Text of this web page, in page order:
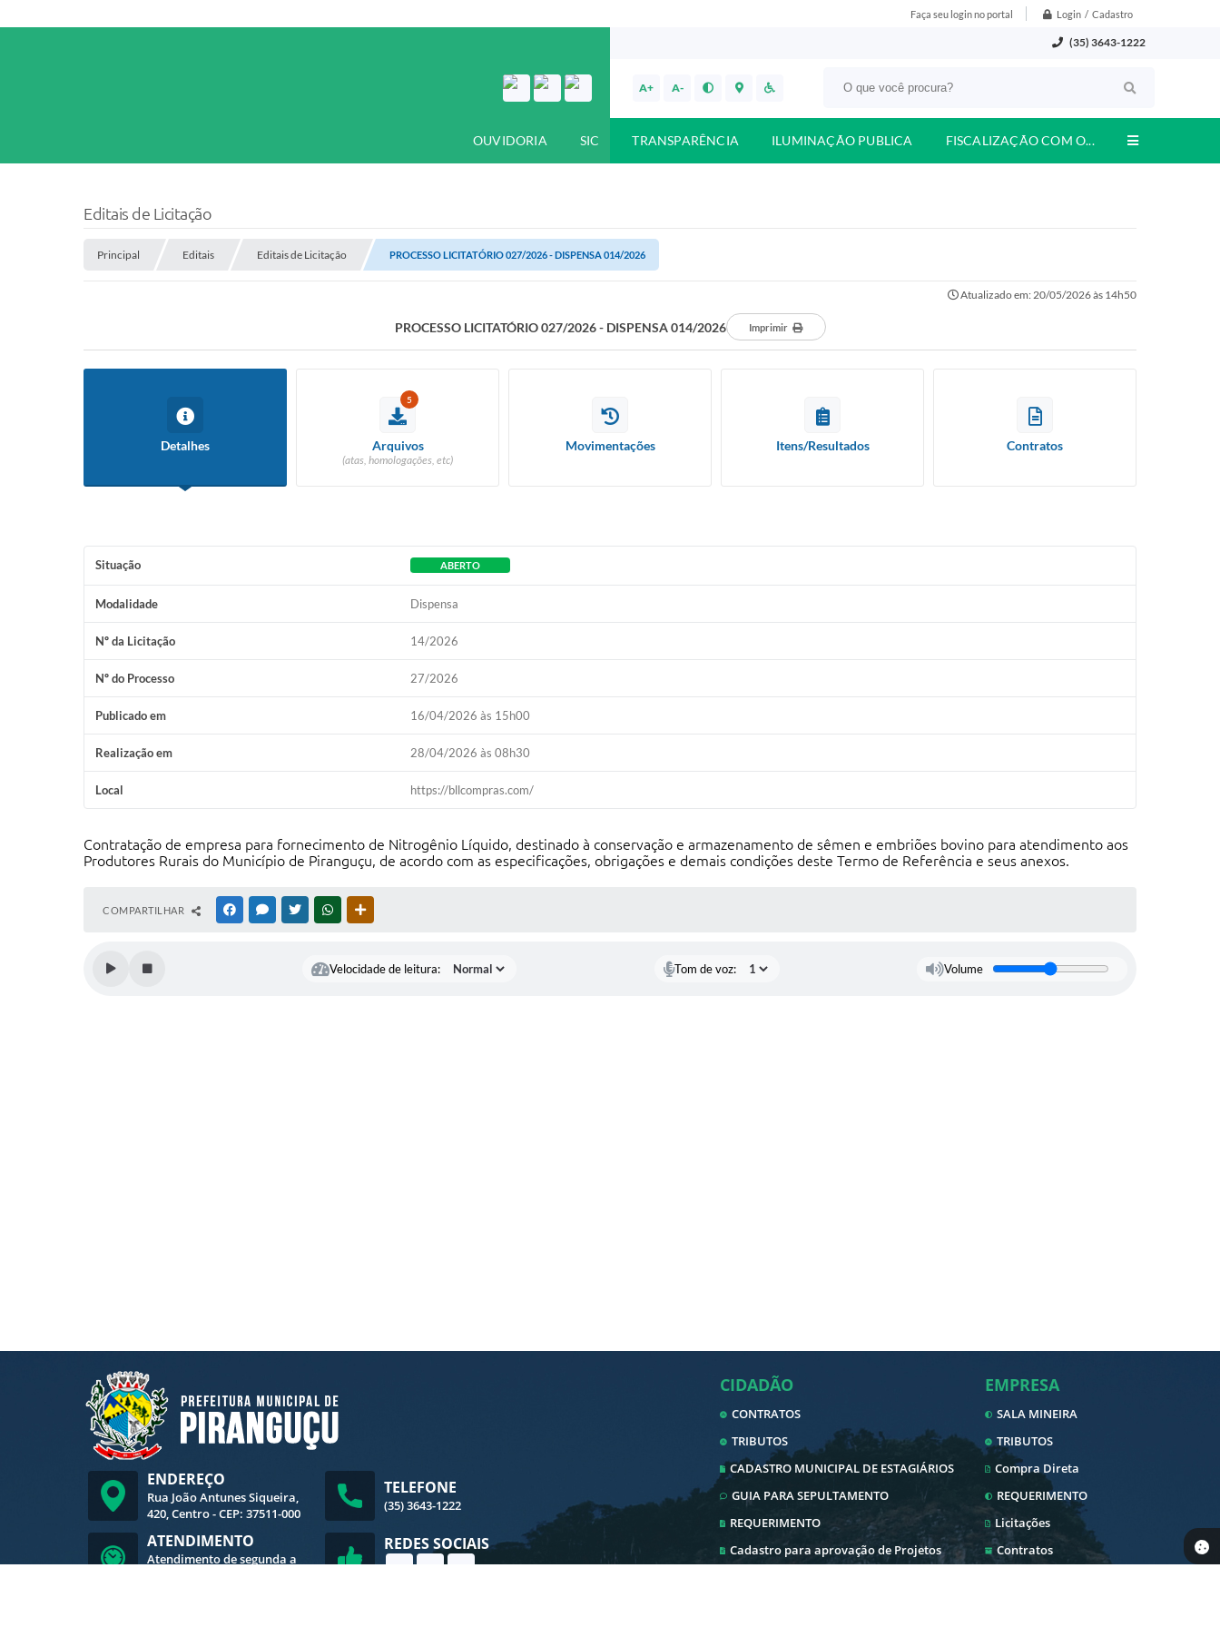
Faça seu login no portal Login / Cadastro
(35) 3643-1222
A+ A-
OUVIDORIA SIC TRANSPARÊNCIA ILUMINAÇÃO PUBLICA FISCALIZAÇÃO COM O...
Editais de Licitação
Principal Editais Editais de Licitação PROCESSO LICITATÓRIO 027/2026 - DISPENSA 014/2026
Atualizado em: 20/05/2026 às 14h50
PROCESSO LICITATÓRIO 027/2026 - DISPENSA 014/2026 Imprimir
Detalhes
5
Arquivos
(atas, homologações, etc)
Movimentações Itens/Resultados Contratos
Situação ABERTO
Modalidade Dispensa
Nº da Licitação 14/2026
Nº do Processo 27/2026
Publicado em 16/04/2026 às 15h00
Realização em 28/04/2026 às 08h30
Local https://bllcompras.com/
Contratação de empresa para fornecimento de Nitrogênio Líquido, destinado à conservação e armazenamento de sêmen e embriões bovino para atendimento aos
Produtores Rurais do Município de Piranguçu, de acordo com as especificações, obrigações e demais condições deste Termo de Referência e seus anexos.
COMPARTILHAR FACEBOOKMESSENGER
TWITTERWHATSAPP
Velocidade de leitura: Tom de voz: Volume
ENDEREÇO
Rua João Antunes Siqueira,
420, Centro - CEP: 37511-000
TELEFONE
(35) 3643-1222
ATENDIMENTO
Atendimento de segunda a
REDES SOCIAIS
CIDADÃO
CONTRATOS
TRIBUTOS
CADASTRO MUNICIPAL DE ESTAGIÁRIOS
GUIA PARA SEPULTAMENTO
REQUERIMENTO
Cadastro para aprovação de Projetos
EMPRESA
SALA MINEIRA
TRIBUTOS
Compra Direta
REQUERIMENTO
Licitações
Contratos